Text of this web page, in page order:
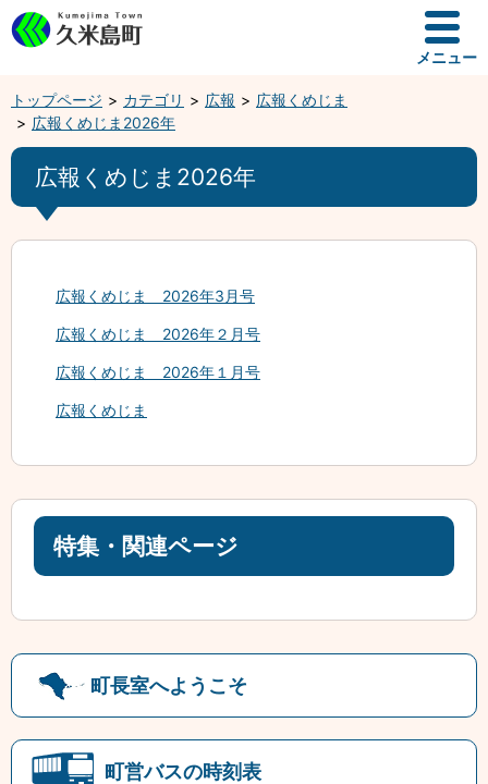
メニュー
トップページ カテゴリ 広報
広報くめじま
広報くめじま2026年
広報くめじま2026年
広報くめじま 2026年3月号
広報くめじま 2026年２月号
広報くめじま 2026年１月号
広報くめじま
特集・関連ページ
町長室へようこそ
町営バスの時刻表